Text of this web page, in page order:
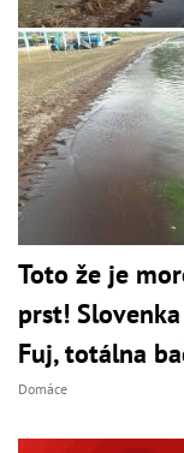
Toto že je
prst!
Fuj, totálna
Domáce